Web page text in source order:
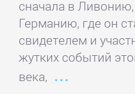
сначала в
Германию, где он
свидетелем и
жутких событий
века,
ЛИТЕРАТУРА
Базы